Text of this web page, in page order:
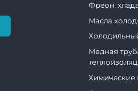
Фреон,
Масла
Медная
Химические